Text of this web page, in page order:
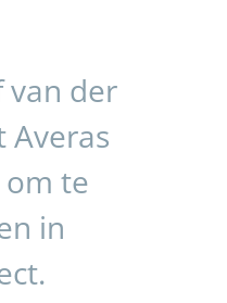
van der
Averas
te
in